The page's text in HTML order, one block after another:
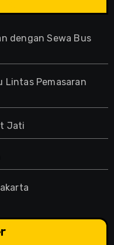
dengan Sewa Bus
Lintas Pemasaran
Jati